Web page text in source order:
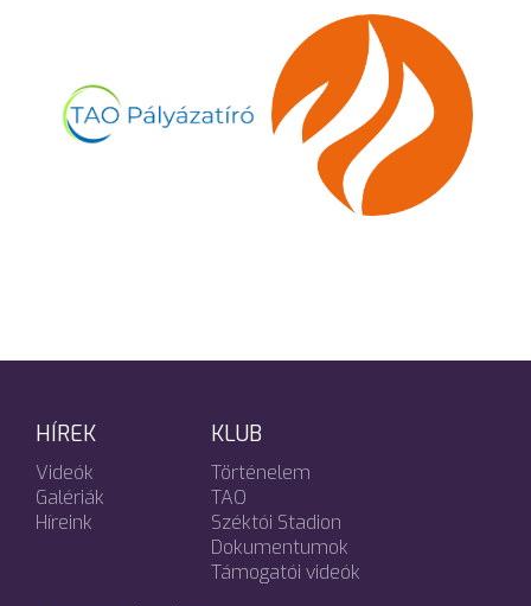
HÍREK
Videók
Galériák
Híreink
KLUB
Történelem
TAO
Széktói Stadion
Dokumentumok
Támogatói videók